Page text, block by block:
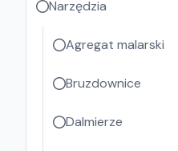
Narzędzia
Agregat malarski
Bruzdownice
Dalmierze